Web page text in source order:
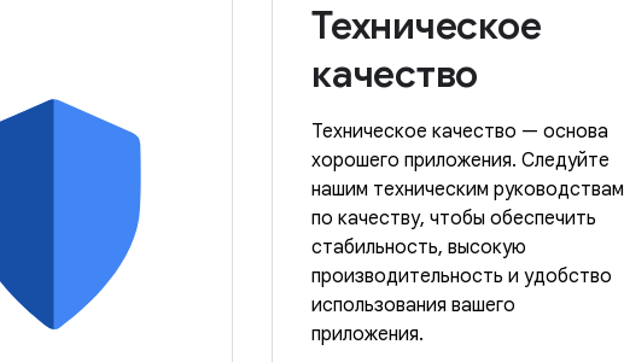
Техническое
качество
Техническое качество — основа
хорошего приложения. Следуйте
нашим техническим руководствам
по качеству, чтобы обеспечить
стабильность, высокую
производительность и удобство
использования вашего
приложения.